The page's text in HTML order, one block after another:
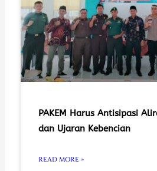
PAKEM Harus Antisipasi
dan Ujaran Kebencian
READ MORE »